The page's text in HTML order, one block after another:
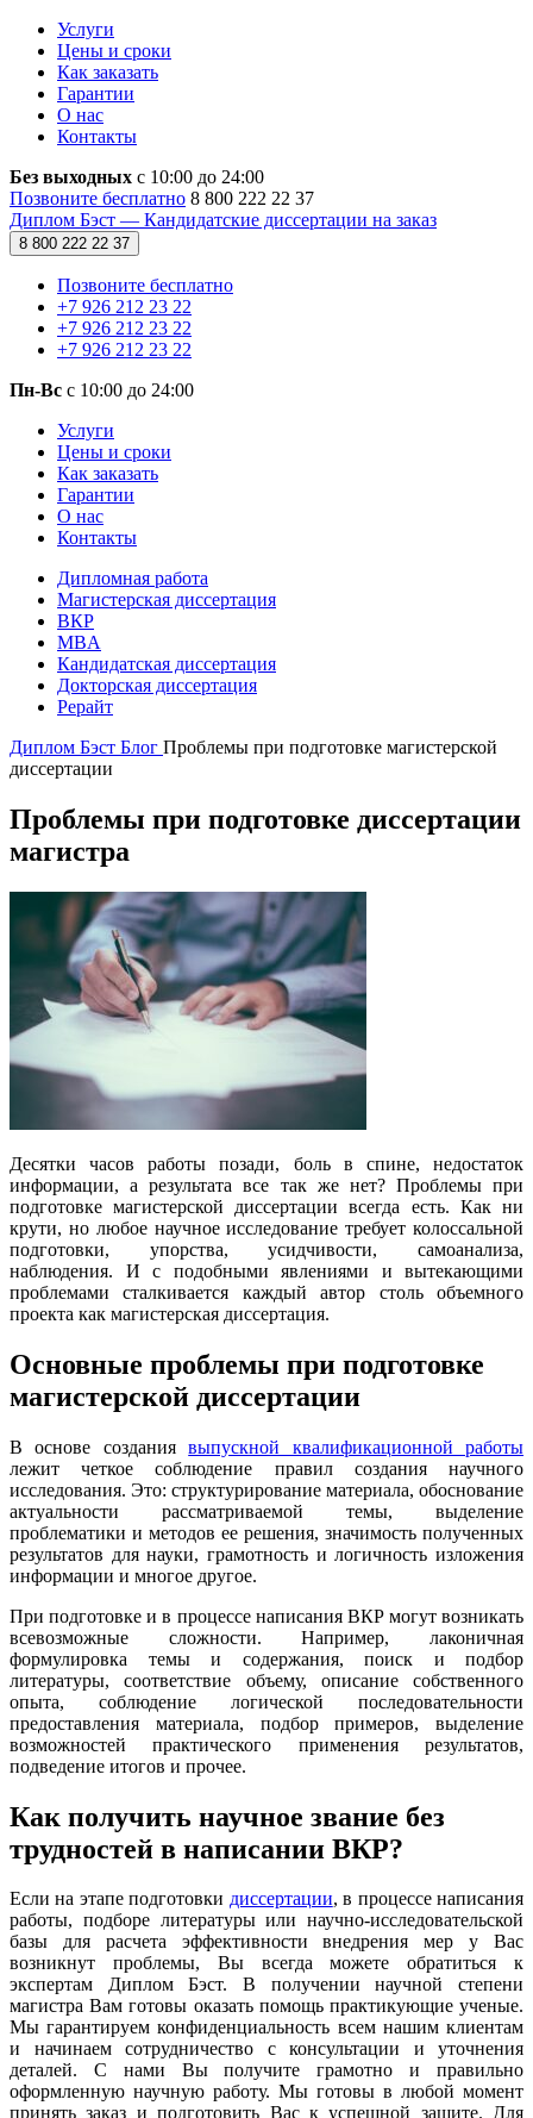
Услуги
Цены и сроки
Как заказать
Гарантии
О нас
Контакты
Без выходных с 10:00 до 24:00
Позвоните бесплатно 8 800 222 22 37
Диплом Бэст — Кандидатские диссертации на заказ
8 800 222 22 37
Позвоните бесплатно
+7 926 212 23 22
+7 926 212 23 22
+7 926 212 23 22
Пн-Вс с 10:00 до 24:00
Услуги
Цены и сроки
Как заказать
Гарантии
О нас
Контакты
Дипломная работа
Магистерская диссертация
ВКР
MBA
Кандидатская диссертация
Докторская диссертация
Рерайт
Диплом Бэст Блог Проблемы при подготовке магистерской
диссертации
Проблемы при подготовке диссертации
магистра
Десятки часов работы позади, боль в спине, недостаток
информации, а результата все так же нет? Проблемы при
подготовке магистерской диссертации всегда есть. Как ни
крути, но любое научное исследование требует колоссальной
подготовки, упорства, усидчивости, самоанализа,
наблюдения. И с подобными явлениями и вытекающими
проблемами сталкивается каждый автор столь объемного
проекта как магистерская диссертация.
Основные проблемы при подготовке
магистерской диссертации
В основе созданиявыпускной квалификационной работы
лежит четкое соблюдение правил создания научного
исследования. Это: структурирование материала, обоснование
актуальности рассматриваемой темы, выделение
проблематики и методов ее решения, значимость полученных
результатов для науки, грамотность и логичность изложения
информации и многое другое.
При подготовке и в процессе написания ВКР могут возникать
всевозможные сложности. Например, лаконичная
формулировка темы и содержания, поиск и подбор
литературы, соответствие объему, описание собственного
опыта, соблюдение логической последовательности
предоставления материала, подбор примеров, выделение
возможностей практического применения результатов,
подведение итогов и прочее.
Как получить научное звание без
трудностей в написании ВКР?
Если на этапе подготовки диссертации, в процессе написания
работы, подборе литературы или научно-исследовательской
базы для расчета эффективности внедрения мер у Вас
возникнут проблемы, Вы всегда можете обратиться к
экспертам Диплом Бэст. В получении научной степени
магистра Вам готовы оказать помощь практикующие ученые.
Мы гарантируем конфиденциальность всем нашим клиентам
и начинаем сотрудничество с консультации и уточнения
деталей. С нами Вы получите грамотно и правильно
оформленную научную работу. Мы готовы в любой момент
принять заказ и подготовить Вас к успешной защите. Для